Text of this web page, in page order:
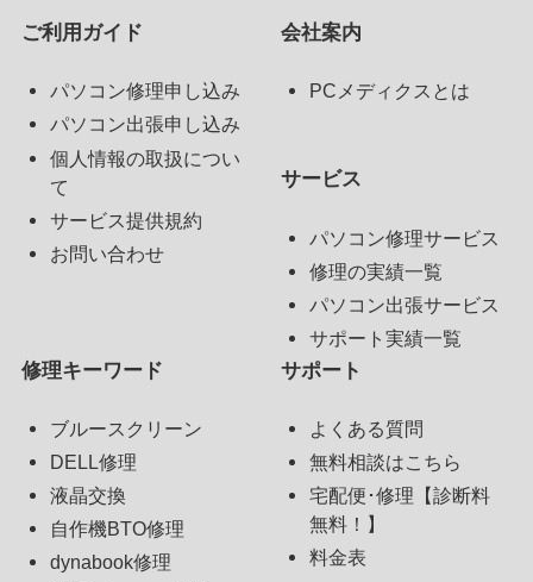
ご利用ガイド
パソコン修理申し込み
パソコン出張申し込み
個人情報の取扱につい
て
サービス提供規約
お問い合わせ
会社案内
PCメディクスとは
サービス
パソコン修理サービス
修理の実績一覧
パソコン出張サービス
サポート実績一覧
修理キーワード
ブルースクリーン
DELL修理
液晶交換
自作機BTO修理
dynabook修理
サポート
よくある質問
無料相談はこちら
宅配便･修理【診断料
無料！】
料金表